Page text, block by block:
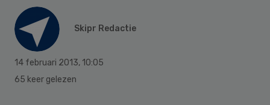
Skipr Redactie
14 februari 2013, 10:05
65 keer gelezen